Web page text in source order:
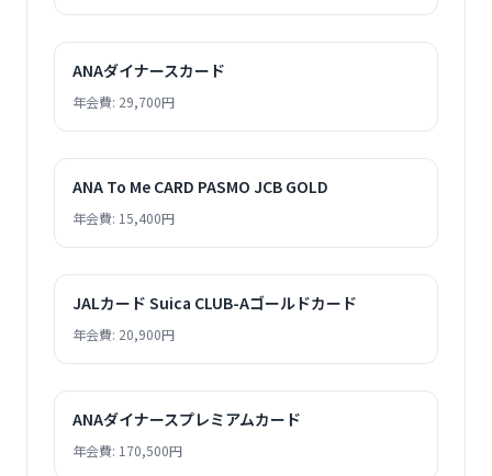
ANAダイナースカード
年会費: 29,700円
ANA To Me CARD PASMO JCB GOLD
年会費: 15,400円
JALカード Suica CLUB-Aゴールドカード
年会費: 20,900円
ANAダイナースプレミアムカード
年会費: 170,500円